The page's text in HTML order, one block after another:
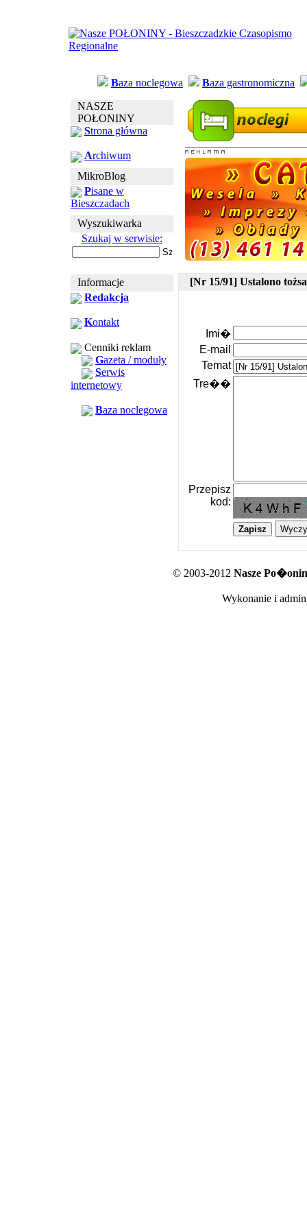
Baza noclegowa Baza gastronomiczna
NASZE
POŁONINY
Strona główna
Archiwum
MikroBlog
Pisane w
Bieszczadach
Wyszukiwarka
Szukaj w serwisie:
Informacje
Redakcja
Kontakt
Cenniki reklam
Gazeta / moduły
Serwis
internetowy
Baza noclegowa
[Nr 15/91] Ustalono
Imi�
E-mail
Temat
Tre��
Przepisz
kod:
© 2003-2012 Nasze
Wykonanie i